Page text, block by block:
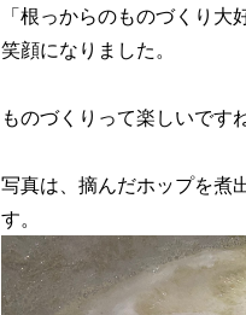
「根っからのものづくり大
笑顔になりました。
ものづくりって楽しいです
写真は、摘んだホップを煮
す。